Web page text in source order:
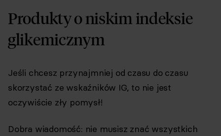
Produkty o niskim indeksie
glikemicznym
Jeśli chcesz przynajmniej od czasu do czasu
skorzystać ze wskaźników IG, to nie jest
oczywiście zły pomysł!
Dobra wiadomość: nie musisz znać wszystkich